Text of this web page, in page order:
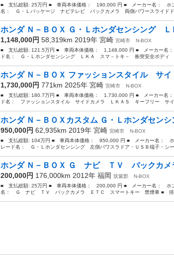
■ 支払総額: 25万円 ■ 車両本体価格： 190,000 円 ■ メーカー名： ホ
名： Ｇ・Ｌパッケージ ナビテレビ バックカメラ 両側パワースライドド
ホンダ Ｎ－ＢＯＸ Ｇ・Ｌホンダセンシング
1,148,000円 58,319km 2019年 宮崎 宮崎市
N-BOX
■ 支払総額: 121.5万円 ■ 車両本体価格： 1,148,000 円 ■ メーカー名
ド名： Ｇ・Ｌホンダセンシング ＬＫＡ スマ－トキ－ 衝突安全ボディ
ホンダ Ｎ－ＢＯＸ ファッションスタイル サ
1,730,000円 771km 2025年 宮崎 宮崎市
N-BOX
■ 支払総額: 180.7万円 ■ 車両本体価格： 1,730,000 円 ■ メーカー名
ド名： ファッションスタイル サイドカメラ ＬＫＡＳ キーフリー サイ
ホンダ Ｎ－ＢＯＸカスタム Ｇ・Ｌホンダセン
950,000円 62,935km 2019年 宮崎 宮崎市
N-BOX
■ 支払総額: 104万円 ■ 車両本体価格： 950,000 円 ■ メーカー名：
レード名： Ｇ・Ｌホンダセンシング 左側パワスラドア・ＵＳＢ端子・シー
ホンダ Ｎ－ＢＯＸ Ｇ ナビ ＴＶ バックカ
200,000円 176,000km 2012年 福岡 筑紫郡
N-BOX
■ 支払総額: 25万円 ■ 車両本体価格： 200,000 円 ■ メーカー名： ホ
名： Ｇ ナビ ＴＶ バックカメラ ＥＴＣ スマートキー 禁煙車 ■ 排